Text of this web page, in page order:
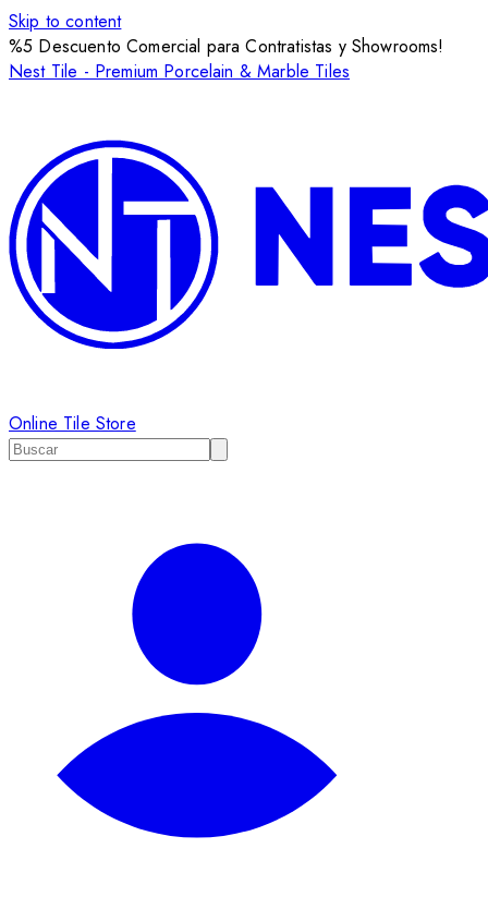
Skip to content
%5 Descuento Comercial para Contratistas y Showrooms!
Nest Tile - Premium Porcelain & Marble Tiles
Online Tile Store